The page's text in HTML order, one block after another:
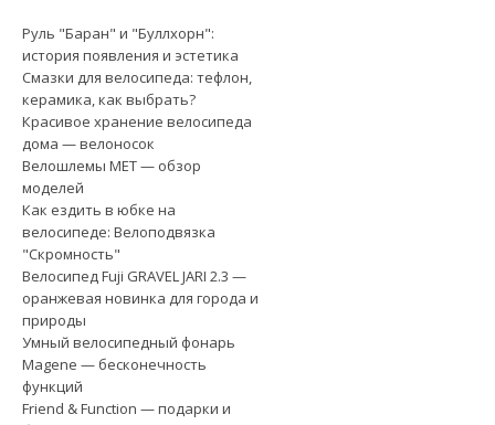
Руль "Баран" и "Буллхорн":
история появления и эстетика
Смазки для велосипеда: тефлон,
керамика, как выбрать?
Красивое хранение велосипеда
дома — велоносок
Велошлемы MET — обзор
моделей
Как ездить в юбке на
велосипеде: Велоподвязка
"Скромность"
Велосипед Fuji GRAVEL JARI 2.3 —
оранжевая новинка для города и
природы
Умный велосипедный фонарь
Magene — бесконечность
функций
Friend & Function — подарки и